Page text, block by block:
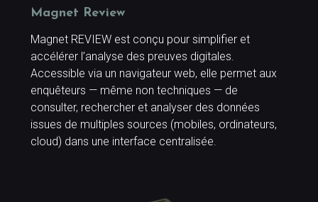
Magnet Review
Magnet REVIEW est conçu pour simplifier et
accélérer l’analyse des preuves digitales.
Accessible via un navigateur web, elle permet aux
enquêteurs — même non techniques — de
consulter, rechercher et analyser des données
issues de multiples sources (mobiles, ordinateurs,
cloud) dans une interface centralisée.